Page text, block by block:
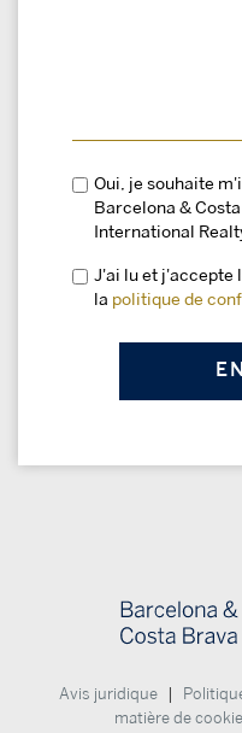
Oui, je souhaite
Barcelona &
International
J'ai lu et j'accepte
la politique de
Avis juridique
matière de